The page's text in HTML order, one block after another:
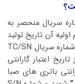
سریال منحصر به
آن تاریخ تولید
باتری را نشان می دهد. همچین دارای یک شماره سریال TC/SN
اعتبار گارانتی
باتری های صبا